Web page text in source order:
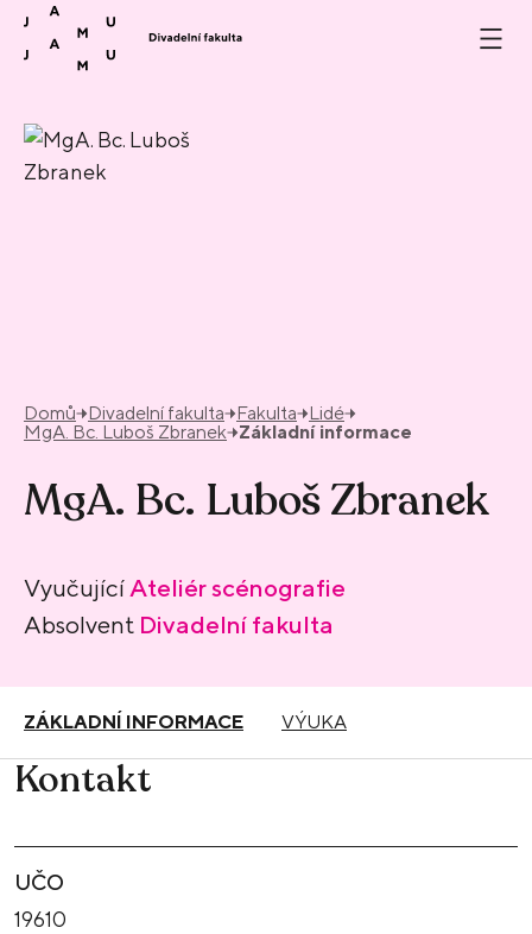
Přeskočit na obsah
Domů Divadelní fakulta Fakulta
Lidé
MgA. Bc. Luboš Zbranek Základní informace
MgA. Bc. Luboš Zbranek
Vyučující Ateliér scénografie
Absolvent Divadelní fakulta
ZÁKLADNÍ INFORMACE VÝUKA
Kontakt
UČO
19610